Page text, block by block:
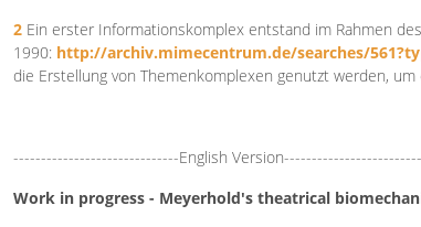
2 Ein erster Informationskomplex entstand im Rahmen
1990: http://archiv.mimecentrum.de/searches/
die Erstellung von Themenkomplexen genutzt werden,
------------------------------English
Work in progress - Meyerhold's theatrical